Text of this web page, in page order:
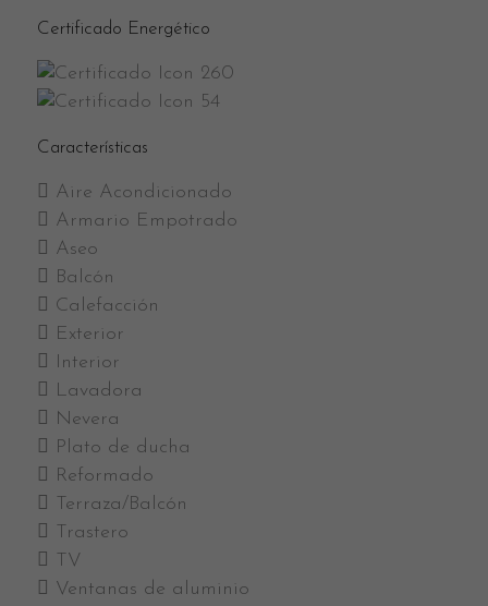
Certificado Energético
260
54
Características
Aire Acondicionado
Armario Empotrado
Aseo
Balcón
Calefacción
Exterior
Interior
Lavadora
Nevera
Plato de ducha
Reformado
Terraza/Balcón
Trastero
TV
Ventanas de aluminio